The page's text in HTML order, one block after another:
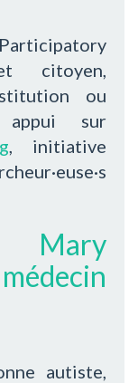
citoyen,
ou
appui sur
, initiative
Mary
autiste,